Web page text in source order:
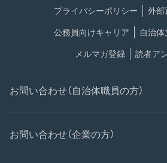
プライバシーポリシー 外部
公務員向けキャリア 自治
メルマガ登録 読者ア
お問い合わせ（自治体職員の方）
お問い合わせ（企業の方）